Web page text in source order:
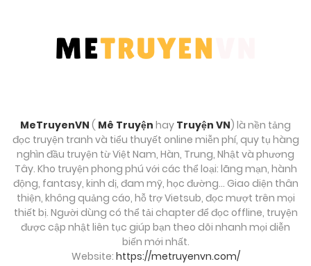
Chương 119
Tháng 9 30, 2025
Chương 117
Tháng 9 30, 2025
Chương 116
Tháng 9 30, 2025
MeTruyenVN ( Mê Truyện hay Truyện VN) là nền tảng
đọc truyện tranh và tiểu thuyết online miễn phí, quy tụ hàng
nghìn đầu truyện từ Việt Nam, Hàn, Trung, Nhật và phương
Tây. Kho truyện phong phú với các thể loại: lãng mạn, hành
động, fantasy, kinh dị, đam mỹ, học đường… Giao diện thân
thiện, không quảng cáo, hỗ trợ Vietsub, đọc mượt trên mọi
thiết bị. Người dùng có thể tải chapter để đọc offline, truyện
được cập nhật liên tục giúp bạn theo dõi nhanh mọi diễn
biến mới nhất.
Website: https://metruyenvn.com/